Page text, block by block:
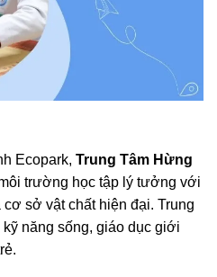
Ecopark, Trung Tâm Hừng
trường học tập lý tưởng với
sở vật chất hiện đại. Trung
năng sống, giáo dục giới